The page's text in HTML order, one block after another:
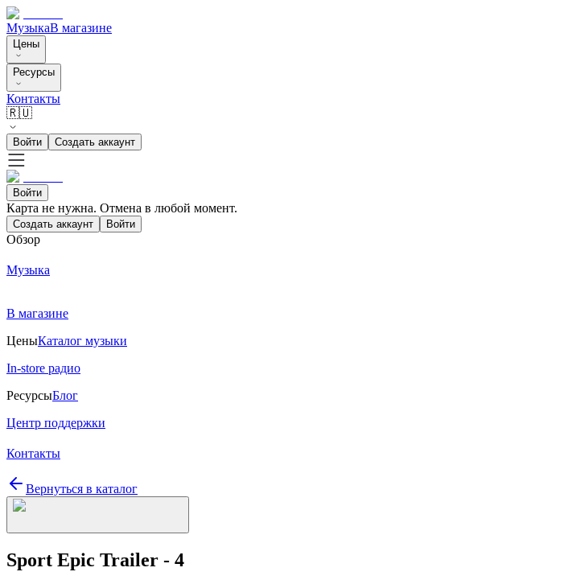
МузыкаВ магазине
Цены
Ресурсы
Контакты
🇷🇺
Войти Создать аккаунт
Войти
Карта не нужна. Отмена в любой момент.
Создать аккаунт Войти
Обзор
Музыка
В магазине
ЦеныКаталог музыки
In-store радио
РесурсыБлог
Центр поддержки
Контакты
Вернуться в каталог
Sport Epic Trailer - 4